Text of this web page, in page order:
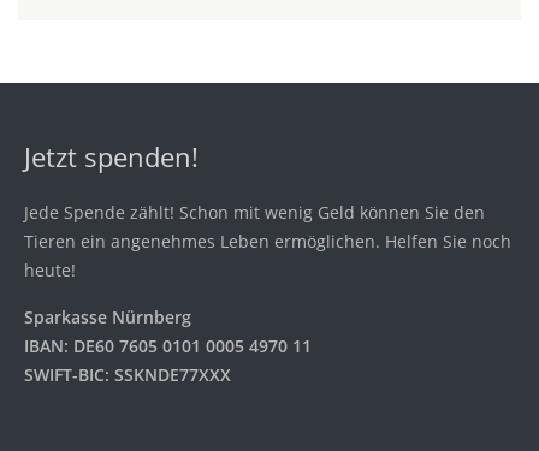
Jetzt spenden!
Jede Spende zählt! Schon mit wenig Geld können Sie den
Tieren ein angenehmes Leben ermöglichen. Helfen Sie noch
heute!
Sparkasse Nürnberg
IBAN: DE60 7605 0101 0005 4970 11
SWIFT-BIC: SSKNDE77XXX